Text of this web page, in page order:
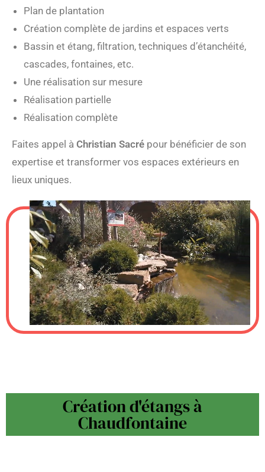
Plan de plantation
Création complète de jardins et espaces verts
Bassin et étang, filtration, techniques d’étanchéité,
cascades, fontaines, etc.
Une réalisation sur mesure
Réalisation partielle
Réalisation complète
Faites appel à Christian Sacré pour bénéficier de son
expertise et transformer vos espaces extérieurs en
lieux uniques.
Création d'étangs à
Chaudfontaine